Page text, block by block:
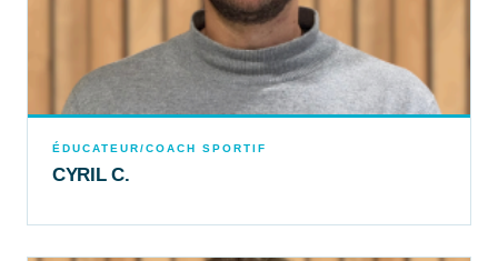
ÉDUCATEUR/COACH SPORTIF
CYRIL C.